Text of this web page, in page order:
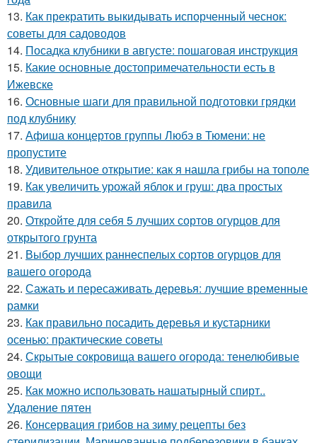
13. Как прекратить выкидывать испорченный чеснок:
советы для садоводов
14. Посадка клубники в августе: пошаговая инструкция
15. Какие основные достопримечательности есть в
Ижевске
16. Основные шаги для правильной подготовки грядки
под клубнику
17. Афиша концертов группы Любэ в Тюмени: не
пропустите
18. Удивительное открытие: как я нашла грибы на тополе
19. Как увеличить урожай яблок и груш: два простых
правила
20. Откройте для себя 5 лучших сортов огурцов для
открытого грунта
21. Выбор лучших раннеспелых сортов огурцов для
вашего огорода
22. Сажать и пересаживать деревья: лучшие временные
рамки
23. Как правильно посадить деревья и кустарники
осенью: практические советы
24. Скрытые сокровища вашего огорода: тенелюбивые
овощи
25. Как можно использовать нашатырный спирт..
Удаление пятен
26. Консервация грибов на зиму рецепты без